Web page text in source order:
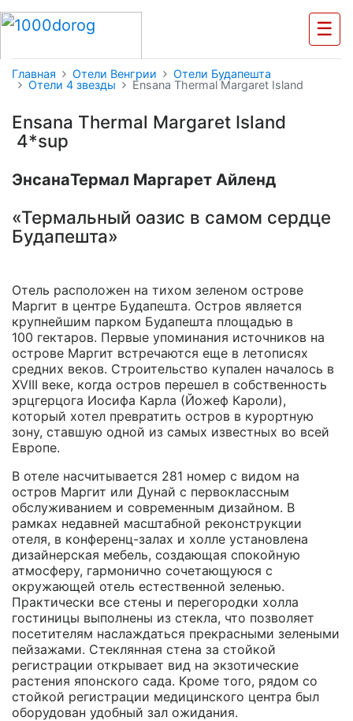
☰
Главная Отели Венгрии
Отели Будапешта
Отели 4 звезды
Ensana Thermal Margaret Island
Ensana Thermal Margaret Island
4*sup
ЭнcaнaТермал Маргарет Айленд
«Термальный оазис в самом сердце
Будапешта»
Отель расположен на тихом зеленом острове
Маргит в центре Будапешта. Остров является
крупнейшим парком Будапешта площадью в
100 гектаров. Первые упоминания источников на
острове Маргит встречаются еще в летописях
средних веков. Строительство купален началось в
XVIII веке, когда остров перешел в собственность
эрцгерцога Иосифа Карла (Йожеф Кароли),
который хотел превратить остров в курортную
зону, ставшую одной из самых известных во всей
Европе.
В отеле насчитывается 281 номер с видом на
остров Маргит или Дунай с первоклассным
обслуживанием и современным дизайном. В
рамках недавней масштабной реконструкции
отеля, в конференц-залах и холле установлена
дизайнерская мебель, создающая спокойную
атмосферу, гармонично сочетающуюся с
окружающей отель естественной зеленью.
Практически все стены и перегородки холла
гостиницы выполнены из стекла, что позволяет
посетителям наслаждаться прекрасными зелеными
пейзажами. Стеклянная стена за стойкой
регистрации открывает вид на экзотические
растения японского сада. Кроме того, рядом со
стойкой регистрации медицинского центра был
оборудован удобный зал ожидания.